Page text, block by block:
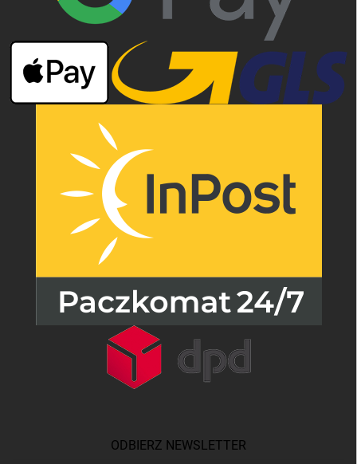
ODBIERZ NEWSLETTER